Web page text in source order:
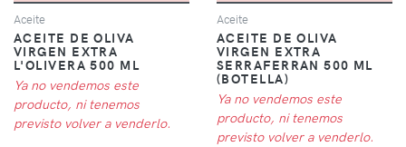
Aceite
ACEITE DE OLIVA
VIRGEN EXTRA
L'OLIVERA 500 ML
Ya no vendemos este
producto, ni tenemos
previsto volver a venderlo.
Aceite
ACEITE DE OLIVA
VIRGEN EXTRA
SERRAFERRAN 500 ML
(BOTELLA)
Ya no vendemos este
producto, ni tenemos
previsto volver a venderlo.